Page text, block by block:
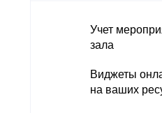
Учет
зала
Виджеты
на ваших